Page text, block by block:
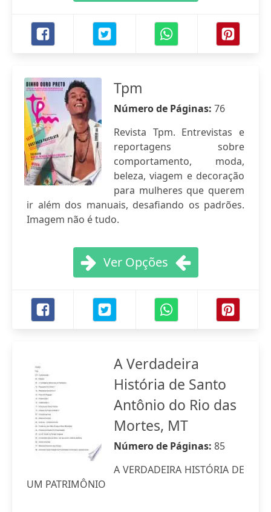
Tpm
Número de Páginas: 76
Revista Tpm. Entrevistas e
reportagens sobre
comportamento, moda,
beleza, viagem e decoração
para mulheres que querem
ir além dos manuais, desafiando os padrões.
Imagem não é tudo.
Ver Opções
A Verdadeira
História de Santo
Antônio do Rio das
Mortes, MT
Número de Páginas: 85
A VERDADEIRA HISTÓRIA DE
UM PATRIMÔNIO